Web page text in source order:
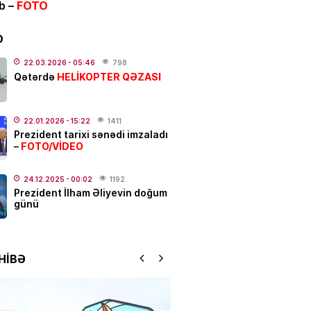
üçün vacib xəbər
Türk dünyası ilə bağlı
layihənin icrasına başlayır
- 10:29
günahlandırdı
– FOTO
22.03.2026 - 05:46 798
Qətərdə HELİKOPTER QƏZASI
22.01.2026 - 15:22 1411
Prezident tarixi sənədi imzaladı
– FOTO/VİDEO
24.12.2025 - 00:02 1192
Prezident İlham Əliyevin doğum
günü